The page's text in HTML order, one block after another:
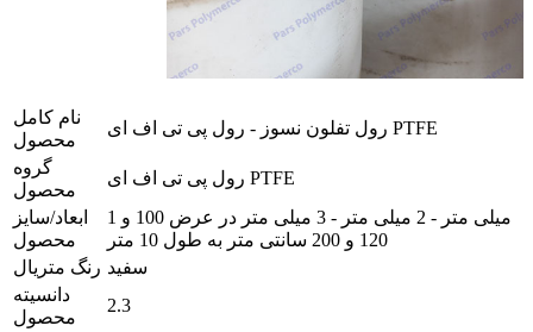
نام کامل
محصول
رول تفلون نسوز - رول پی تی اف ای PTFE
گروه
محصول
رول پی تی اف ای PTFE
ابعاد/سایز
محصول
1 میلی متر - 2 میلی متر - 3 میلی متر در عرض 100 و
120 و 200 سانتی متر به طول 10 متر
رنگ متریال سفید
دانسیته
محصول
2.3